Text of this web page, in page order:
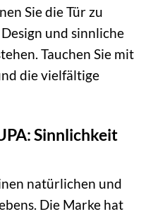
Sie die Tür zu
und sinnliche
Tauchen Sie mit
die vielfältige
Sinnlichkeit
natürlichen und
Die Marke hat